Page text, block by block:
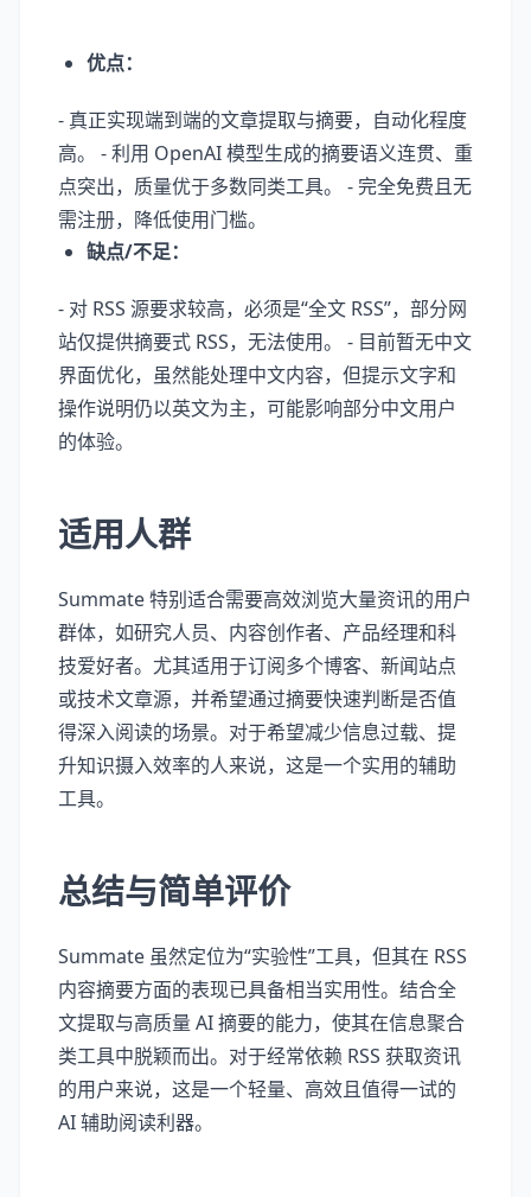
优点：
- 真正实现端到端的文章提取与摘要，自动化程度
高。 - 利用 OpenAI 模型生成的摘要语义连贯、重
点突出，质量优于多数同类工具。 - 完全免费且无
需注册，降低使用门槛。
缺点/不足：
- 对 RSS 源要求较高，必须是“全文 RSS”，部分网
站仅提供摘要式 RSS，无法使用。 - 目前暂无中文
界面优化，虽然能处理中文内容，但提示文字和
操作说明仍以英文为主，可能影响部分中文用户
的体验。
适用人群
Summate 特别适合需要高效浏览大量资讯的用户
群体，如研究人员、内容创作者、产品经理和科
技爱好者。尤其适用于订阅多个博客、新闻站点
或技术文章源，并希望通过摘要快速判断是否值
得深入阅读的场景。对于希望减少信息过载、提
升知识摄入效率的人来说，这是一个实用的辅助
工具。
总结与简单评价
Summate 虽然定位为“实验性”工具，但其在 RSS
内容摘要方面的表现已具备相当实用性。结合全
文提取与高质量 AI 摘要的能力，使其在信息聚合
类工具中脱颖而出。对于经常依赖 RSS 获取资讯
的用户来说，这是一个轻量、高效且值得一试的
AI 辅助阅读利器。